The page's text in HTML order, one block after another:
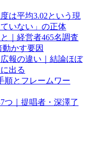
は平均3.02という現
いない」の正体
｜経営者465名調査
かす要因
報の違い｜結論ほぼ
出る
順とフレームワー
つ｜提唱者・深澤了